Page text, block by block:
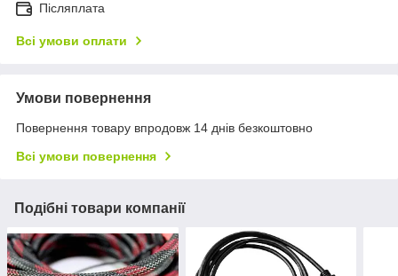
Післяплата
Всі умови оплати
Умови повернення
Повернення товару впродовж 14 днів безкоштовно
Всі умови повернення
Подібні товари компанії